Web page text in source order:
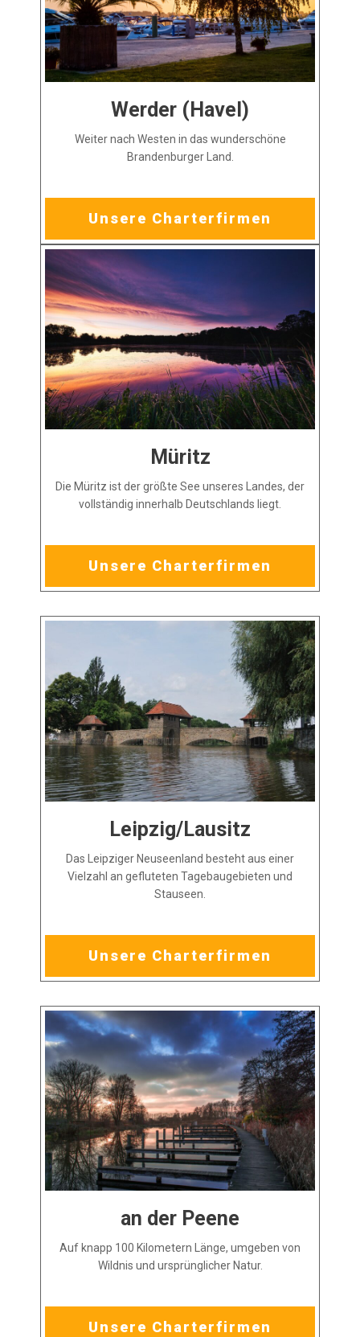
Werder (Havel)
Weiter nach Westen in das wunderschöne
Brandenburger Land.
Unsere Charterfirmen
Müritz
Die Müritz ist der größte See unseres Landes, der
vollständig innerhalb Deutschlands liegt.
Unsere Charterfirmen
Leipzig/Lausitz
Das Leipziger Neuseenland besteht aus einer
Vielzahl an gefluteten Tagebaugebieten und
Stauseen.
Unsere Charterfirmen
an der Peene
Auf knapp 100 Kilometern Länge, umgeben von
Wildnis und ursprünglicher Natur.
Unsere Charterfirmen